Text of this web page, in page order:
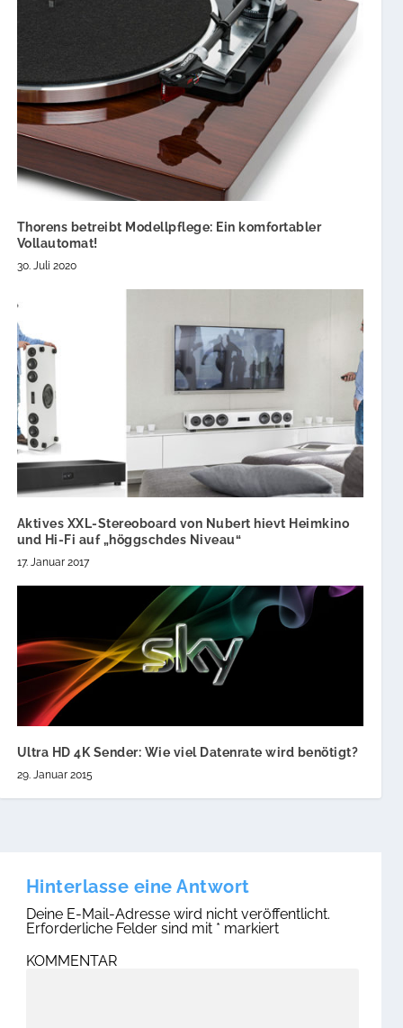
Thorens betreibt Modellpflege: Ein komfortabler
Vollautomat!
30. Juli 2020
Aktives XXL-Stereoboard von Nubert hievt Heimkino
und Hi-Fi auf „höggschdes Niveau“
17. Januar 2017
Ultra HD 4K Sender: Wie viel Datenrate wird benötigt?
29. Januar 2015
Hinterlasse eine Antwort
Deine E-Mail-Adresse wird nicht veröffentlicht.
Erforderliche Felder sind mit * markiert
KOMMENTAR